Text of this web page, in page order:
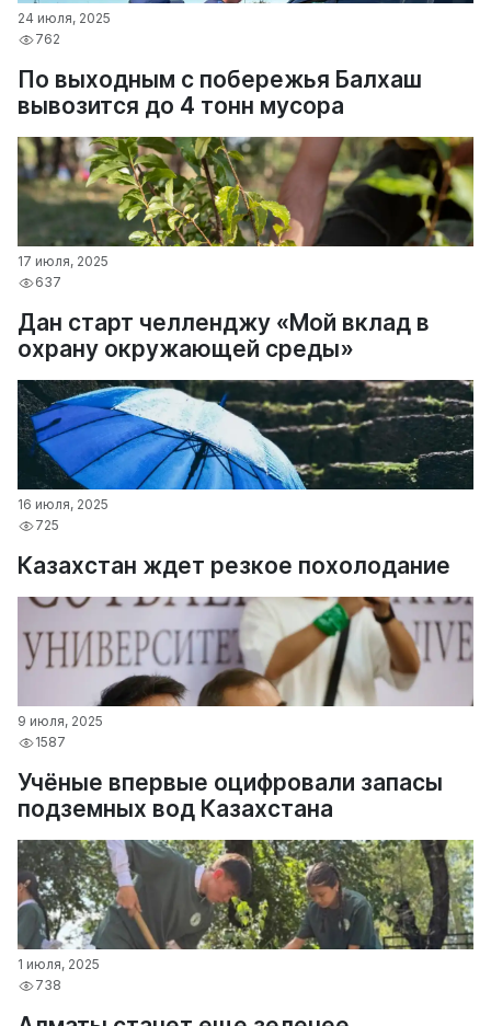
24 июля, 2025
762
По выходным с побережья Балхаш
вывозится до 4 тонн мусора
17 июля, 2025
637
Дан старт челленджу «Мой вклад в
охрану окружающей среды»
16 июля, 2025
725
Казахстан ждет резкое похолодание
9 июля, 2025
1587
Учёные впервые оцифровали запасы
подземных вод Казахстана
1 июля, 2025
738